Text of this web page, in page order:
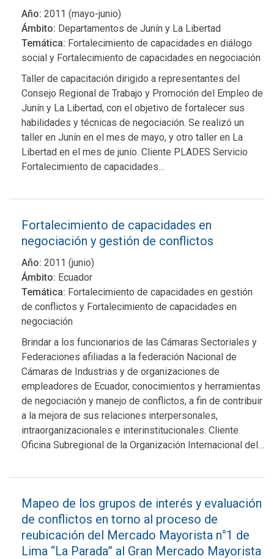
Año: 2011 (mayo-junio)
Ámbito: Departamentos de Junín y La Libertad
Temática: Fortalecimiento de capacidades en diálogo
social y Fortalecimiento de capacidades en negociación
Taller de capacitación dirigido a representantes del
Consejo Regional de Trabajo y Promoción del Empleo de
Junín y La Libertad, con el objetivo de fortalecer sus
habilidades y técnicas de negociación. Se realizó un
taller en Junín en el mes de mayo, y otro taller en La
Libertad en el mes de junio. Cliente PLADES Servicio
Fortalecimiento de capacidades…
Fortalecimiento de capacidades en
negociación y gestión de conflictos
Año: 2011 (junio)
Ámbito: Ecuador
Temática: Fortalecimiento de capacidades en gestión
de conflictos y Fortalecimiento de capacidades en
negociación
Brindar a los funcionarios de las Cámaras Sectoriales y
Federaciones afiliadas a la federación Nacional de
Cámaras de Industrias y de organizaciones de
empleadores de Ecuador, conocimientos y herramientas
de negociación y manejo de conflictos, a fin de contribuir
a la mejora de sus relaciones interpersonales,
intraorganizacionales e interinstitucionales. Cliente
Oficina Subregional de la Organización Internacional del…
Mapeo de los grupos de interés y evaluación
de conflictos en torno al proceso de
reubicación del Mercado Mayorista n°1 de
Lima “La Parada” al Gran Mercado Mayorista